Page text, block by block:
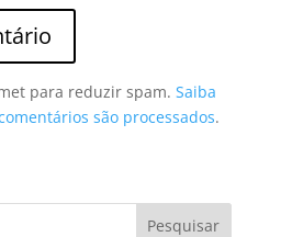
para reduzir spam. Saiba
são processados.
Pesquisar